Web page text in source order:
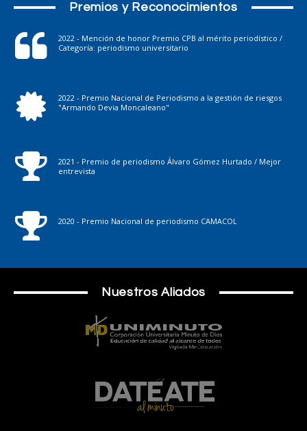
Premios y Reconocimientos
2022 - Mención de honor Premio CPB al mérito periodístico /
Categoría: periodismo universitario
2022 - Premio Nacional de Periodismo a la gestión de riesgos
"Armando Devia Moncaleano"
2021 - Premio de periodismo Álvaro Gómez Hurtado / Mejor
entrevista
2020 - Premio Nacional de periodismo CAMACOL
Nuestros Aliados